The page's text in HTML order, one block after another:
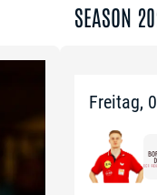
SEASON
Freitag,